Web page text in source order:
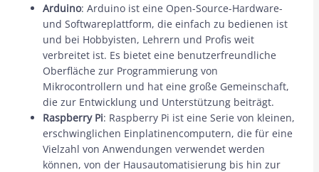
Arduino: Arduino ist eine Open-Source-Hardware-
und Softwareplattform, die einfach zu bedienen ist
und bei Hobbyisten, Lehrern und Profis weit
verbreitet ist. Es bietet eine benutzerfreundliche
Oberfläche zur Programmierung von
Mikrocontrollern und hat eine große Gemeinschaft,
die zur Entwicklung und Unterstützung beiträgt.
Raspberry Pi: Raspberry Pi ist eine Serie von kleinen,
erschwinglichen Einplatinencomputern, die für eine
Vielzahl von Anwendungen verwendet werden
können, von der Hausautomatisierung bis hin zur